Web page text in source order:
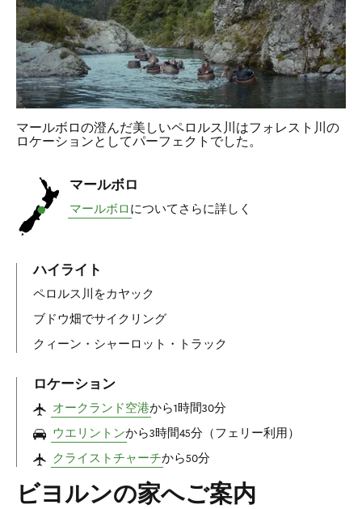
マールボロの澄んだ美しいペロルス川はフォレスト川の
ロケーションとしてパーフェクトでした。
マールボロ
マールボロについてさらに詳しく
ハイライト
ペロルス川をカヤック
ブドウ畑でサイクリング
クィーン・シャーロット・トラック
ロケーション
オークランド空港から1時間30分
ウエリントンから3時間45分（フェリー利用）
クライストチャーチから50分
ビヨルンの家へご案内